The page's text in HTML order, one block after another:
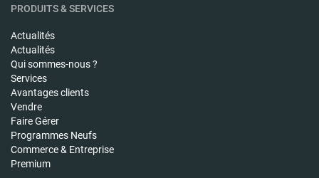
PRODUITS & SERVICES
Actualités
Actualités
Qui sommes-nous ?
Services
Avantages clients
Vendre
Faire Gérer
Programmes Neufs
Commerce & Entreprise
Premium